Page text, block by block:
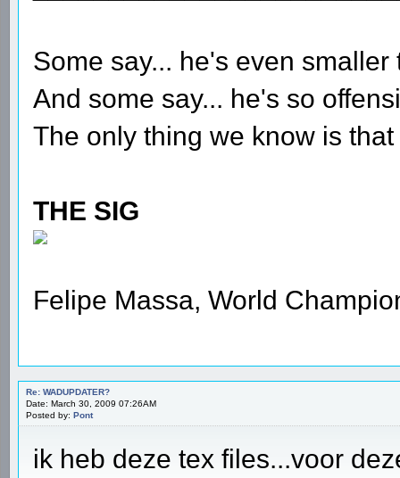
Some say... he's even smaller
And some say... he's so
The only thing we know is
THE SIG
Felipe Massa, World
Re: WADUPDATER?
Date: March 30, 2009 07:26AM
Posted by: Pont
ik heb deze tex files...voor